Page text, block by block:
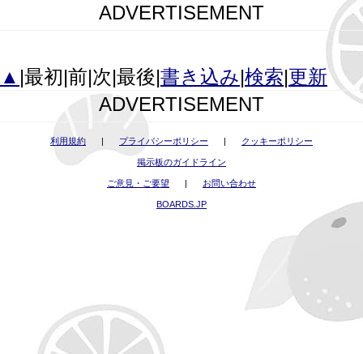
ADVERTISEMENT
▲ |最初|前|次|最後|書き込み|検索|更新
ADVERTISEMENT
利用規約 | プライバシーポリシー | クッキーポリシー
掲示板のガイドライン
ご意見・ご要望 お問い合わせ
BOARDS.JP